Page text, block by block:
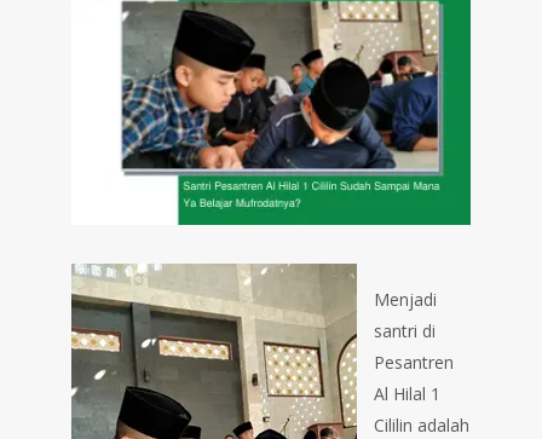
Menjadi
santri di
Pesantren
Al Hilal 1
Cililin adalah